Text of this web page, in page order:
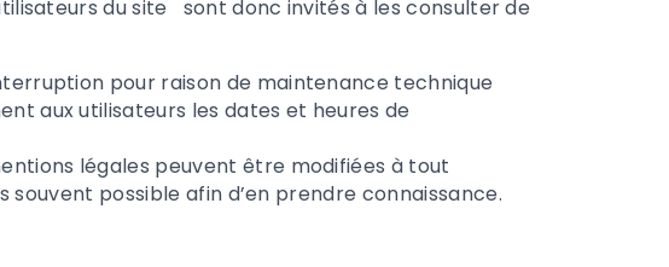
du site
sont donc invités à les consulter de
pour raison de maintenance technique
aux utilisateurs les dates et heures de
légales peuvent être modifiées à tout
souvent possible afin d’en prendre connaissance.